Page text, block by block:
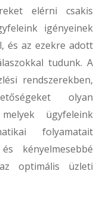
elérni csakis
igényeinek
és az ezekre adott
tudunk. A
rendszerekben,
olyan
ügyfeleink
folyamatait
kényelmesebbé
optimális üzleti